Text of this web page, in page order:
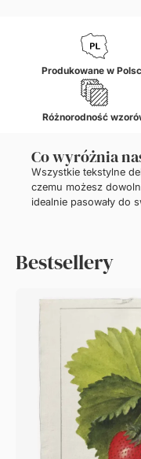
Produkowane w
Różnorodność
Co wyróżnia
Wszystkie tekstylne
czemu możesz
idealnie pasowały do
Bestsellery